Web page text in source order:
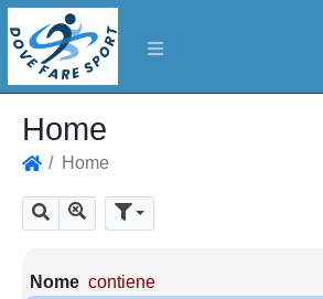
Home
Home
Cerca Mostra tutti i risultati
Parametri di ricerca
Nome contiene